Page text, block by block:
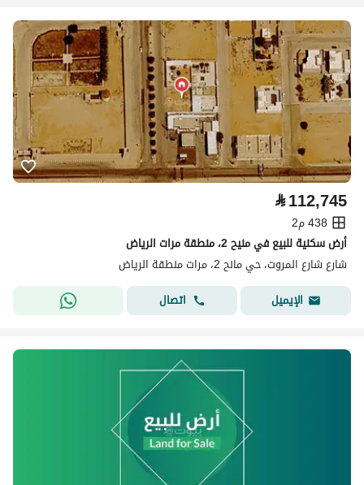
⃁112,745
438 م2
أرض سكنية للبيع في منيح 2، منطقة مرات الرياض
شارع شارع المروت، حي مانح 2، مرات منطقة الرياض
الإيميل
اتصال